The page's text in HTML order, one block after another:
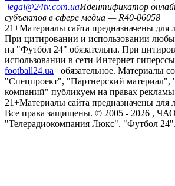
legal@24tv.com.uaИдентификатор
субъектов в сфере медиа — R40-06058
21+Материалы сайта предназначены для
При цитировании и использовании
на "Футбол 24" обязательна. При
использовании в сети Интернет
football24.ua
обязательное. Материалы
"Спецпроект", "Партнерский материал",
компаний" публикуем на правах
21+Материалы сайта предназначены для
Все права защищены. © 2005 - 2026 , ЧАО
"Телерадиокомпания Люкс". "Футбол 24".